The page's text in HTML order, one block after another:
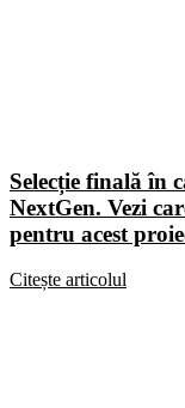
Selecție finală în
NextGen. Vezi
pentru acest
Citește articolul